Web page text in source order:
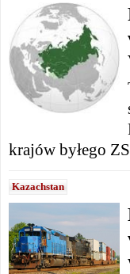
krajów byłego
Kazachstan